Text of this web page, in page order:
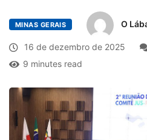
MINAS GERAIS O
16 de dezembro de 2025
9 minutes read